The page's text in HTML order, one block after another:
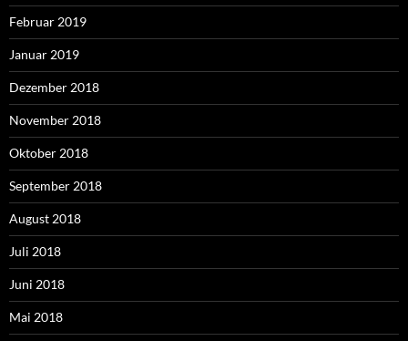
Februar 2019
Januar 2019
Dezember 2018
November 2018
Oktober 2018
September 2018
August 2018
Juli 2018
Juni 2018
Mai 2018